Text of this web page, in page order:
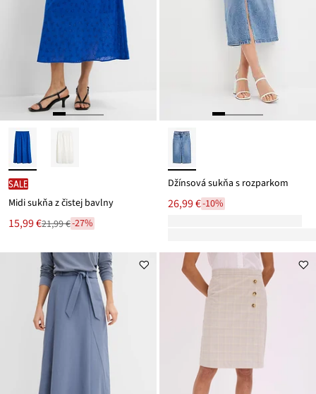
SALE
Midi sukňa z čistej bavlny
Nová
cena
15,99 €
Zľava
ceny
21,99 €
21,99 €-27%
Džínsová sukňa s rozparkom
26,99 €-10%